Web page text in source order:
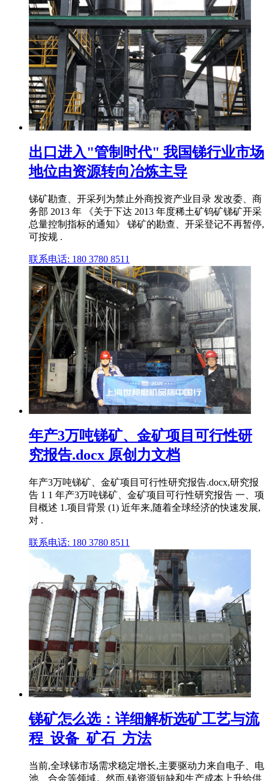
出口进入"管制时代" 我国锑行业市场
地位由资源转向冶炼主导
锑矿勘查、开采列为禁止外商投资产业目录 发改委、商
务部 2013 年 《关于下达 2013 年度稀土矿钨矿锑矿开采
总量控制指标的通知》 锑矿的勘查、开采登记不再暂停,
可按规 .
联系电话: 180 3780 8511
年产3万吨锑矿、金矿项目可行性研
究报告.docx 原创力文档
年产3万吨锑矿、金矿项目可行性研究报告.docx,研究报
告 1 1 年产3万吨锑矿、金矿项目可行性研究报告 一、项
目概述 1.项目背景 (1) 近年来,随着全球经济的快速发展,
对 .
联系电话: 180 3780 8511
锑矿怎么选：详细解析选矿工艺与流
程_设备_矿石_方法
当前,全球锑市场需求稳定增长,主要驱动力来自电子、电
池、合金等领域。然而,锑资源短缺和生产成本上升给供